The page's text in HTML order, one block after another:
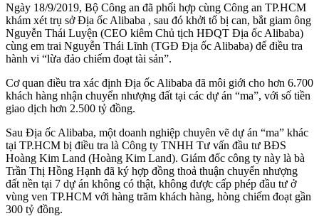
Ngày 18/9/2019, Bộ Công an đã phối hợp cùng Công an TP.HCM
khám xét trụ sở Địa ốc Alibaba , sau đó khởi tố bị can, bắt giam ông
Nguyễn Thái Luyện (CEO kiêm Chủ tịch HĐQT Địa ốc Alibaba)
cùng em trai Nguyễn Thái Lĩnh (TGĐ Địa ốc Alibaba) để điều tra
hành vi “lừa đảo chiếm đoạt tài sản”.
Cơ quan điều tra xác định Địa ốc Alibaba đã môi giới cho hơn 6.700
khách hàng nhận chuyển nhượng đất tại các dự án “ma”, với số tiền
giao dịch hơn 2.500 tỷ đồng.
Sau Địa ốc Alibaba, một doanh nghiệp chuyên vẽ dự án “ma” khác
tại TP.HCM bị điều tra là Công ty TNHH Tư vấn đầu tư BĐS
Hoàng Kim Land (Hoàng Kim Land). Giám đốc công ty này là bà
Trần Thị Hồng Hạnh đã ký hợp đồng thoả thuận chuyển nhượng
đất nền tại 7 dự án không có thật, không được cấp phép đầu tư ở
vùng ven TP.HCM với hàng trăm khách hàng, hòng chiếm đoạt gần
300 tỷ đồng.